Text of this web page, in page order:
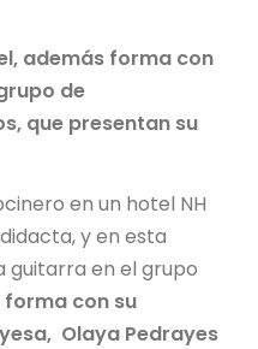
además forma con
de
que presentan su
en un hotel NH
y en esta
guitarra en el grupo
forma con su
Olaya Pedrayes